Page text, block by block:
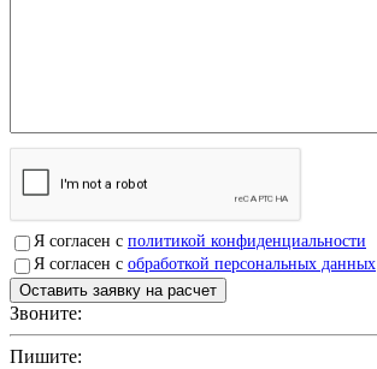
Я согласен с политикой конфиденциальности
Я согласен с обработкой персональных данных
Звоните:
Пишите: